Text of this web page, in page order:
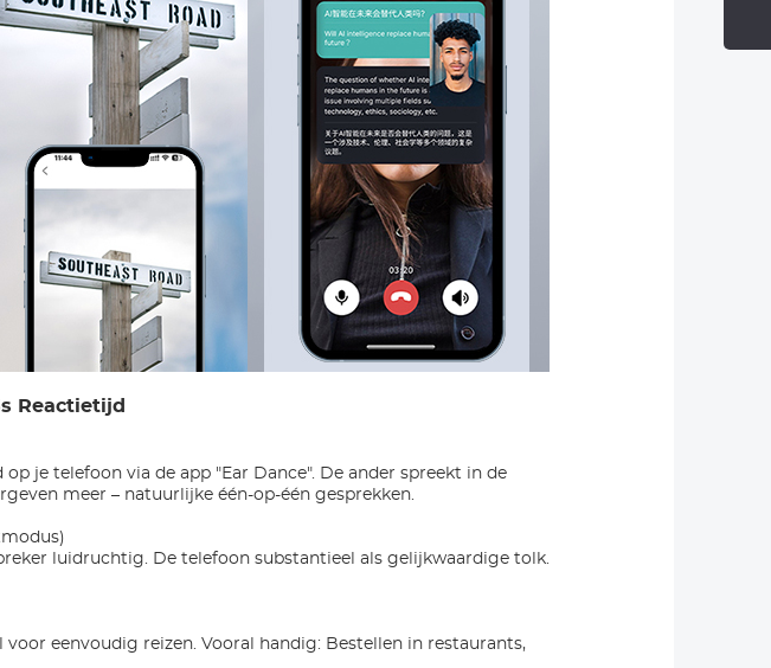
Reactietijd
je telefoon via de app "Ear Dance". De ander spreekt in de
meer – natuurlijke één-op-één gesprekken.
luidruchtig. De telefoon substantieel als gelijkwaardige tolk.
eenvoudig reizen. Vooral handig: Bestellen in restaurants,